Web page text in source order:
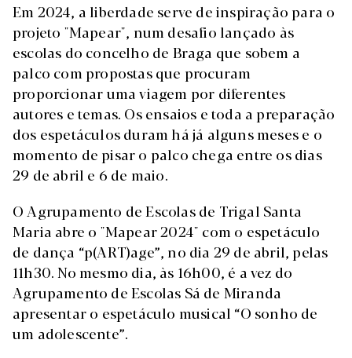
Em 2024, a liberdade serve de inspiração para o
projeto "Mapear", num desafio lançado às
escolas do concelho de Braga que sobem a
palco com propostas que procuram
proporcionar uma viagem por diferentes
autores e temas. Os ensaios e toda a preparação
dos espetáculos duram há já alguns meses e o
momento de pisar o palco chega entre os dias
29 de abril e 6 de maio.
O Agrupamento de Escolas de Trigal Santa
Maria abre o "Mapear 2024" com o espetáculo
de dança “p(ART)age”, no dia 29 de abril, pelas
11h30. No mesmo dia, às 16h00, é a vez do
Agrupamento de Escolas Sá de Miranda
apresentar o espetáculo musical “O sonho de
um adolescente”.